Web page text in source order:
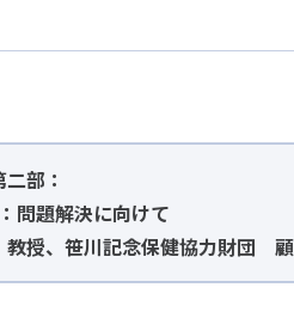
二部：
問題解決に向けて
、笹川記念保健協力財団